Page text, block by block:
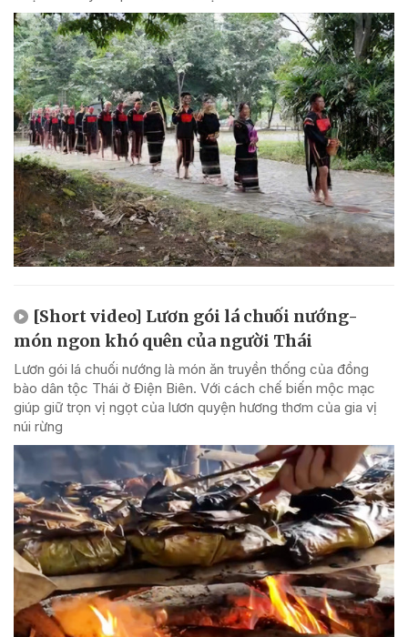
[Short video] Lươn gói lá chuối nướng-
món ngon khó quên của người Thái
Lươn gói lá chuối nướng là món ăn truyền thống của đồng
bào dân tộc Thái ở Điện Biên. Với cách chế biến mộc mạc
giúp giữ trọn vị ngọt của lươn quyện hương thơm của gia vị
núi rừng